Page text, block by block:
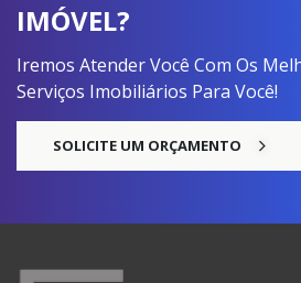
IMÓVEL?
Iremos Atender Você Com Os
Serviços Imobiliários Para Você!
SOLICITE UM ORÇAMENTO